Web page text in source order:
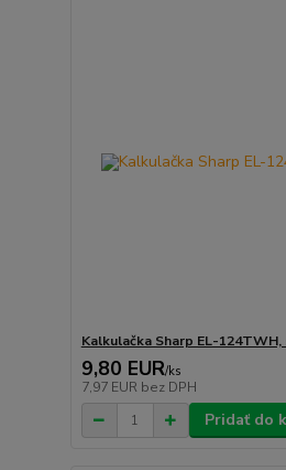
Kalkulačka Sharp EL-
9,80 EUR/ks
7,97 EUR bez DPH
Pridať do